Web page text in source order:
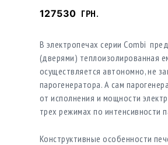
127530 ГРН.
В электропечах серии Combi
(дверями) теплоизолированная
осуществляется автономно, не
парогенератора. А сам
от исполнения и мощности
трех режимах по интенсивности
Конструктивные особенности